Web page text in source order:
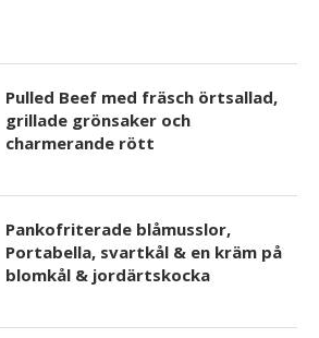
Pulled Beef med fräsch örtsallad,
grillade grönsaker och
charmerande rött
Pankofriterade blåmusslor,
Portabella, svartkål & en kräm på
blomkål & jordärtskocka